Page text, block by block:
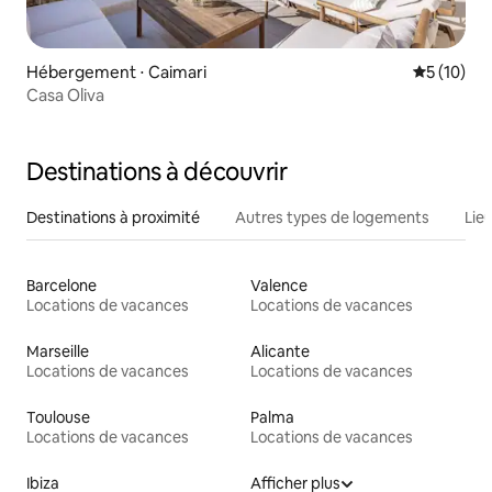
Hébergement ⋅ Caimari
5 (10)
Casa Oliva
Destinations à découvrir
Destinations à proximité Autres types de logements
Barcelone
Locations de vacances
Valence
Locations de vacances
Marseille
Locations de vacances
Alicante
Locations de vacances
Toulouse
Locations de vacances
Palma
Locations de vacances
Ibiza Afficher plus